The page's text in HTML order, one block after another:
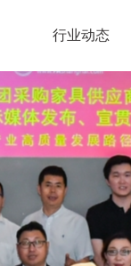
行业动态